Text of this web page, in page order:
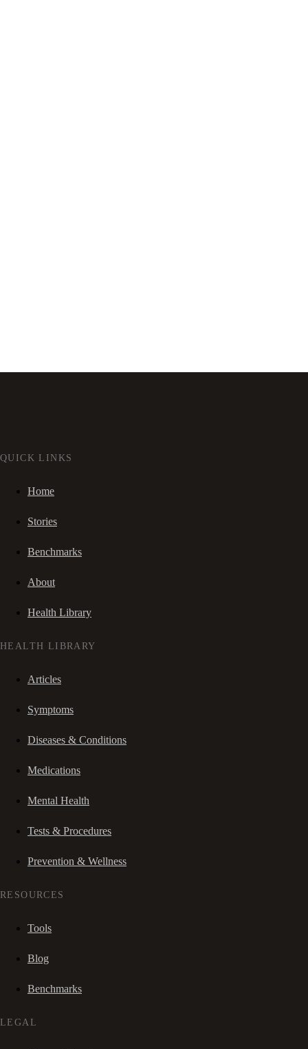
QUICK LINKS
Home
Stories
Benchmarks
About
Health Library
HEALTH LIBRARY
Articles
Symptoms
Diseases & Conditions
Medications
Mental Health
Tests & Procedures
Prevention & Wellness
RESOURCES
Tools
Blog
Benchmarks
LEGAL